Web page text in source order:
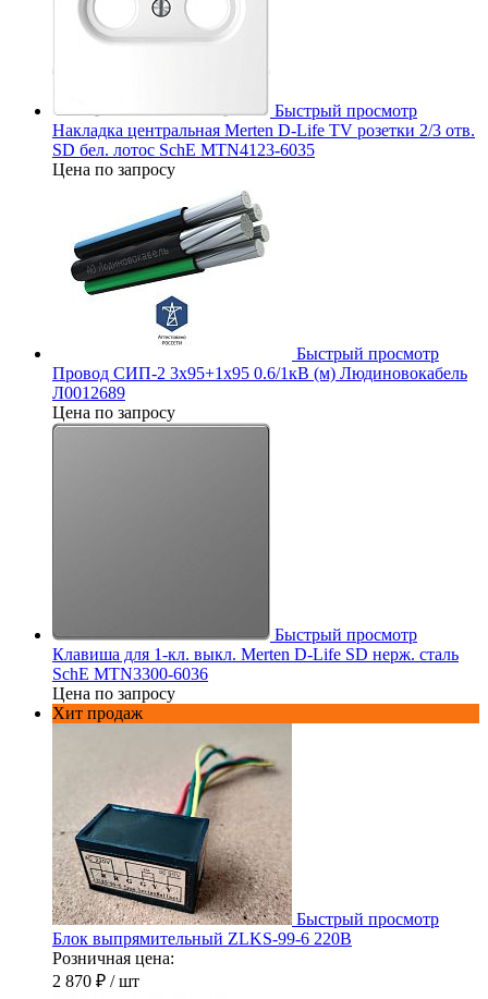
Быстрый просмотр
Накладка центральная Merten D-Life TV розетки 2/3 отв.
SD бел. лотос SchE MTN4123-6035
Цена по запросу
Быстрый просмотр
Провод СИП-2 3х95+1х95 0.6/1кВ (м) Людиновокабель
Л0012689
Цена по запросу
Быстрый просмотр
Клавиша для 1-кл. выкл. Merten D-Life SD нерж. сталь
SchE MTN3300-6036
Цена по запросу
Хит продаж
Быстрый просмотр
Блок выпрямительный ZLKS-99-6 220В
Розничная цена:
2 870 ₽ / шт